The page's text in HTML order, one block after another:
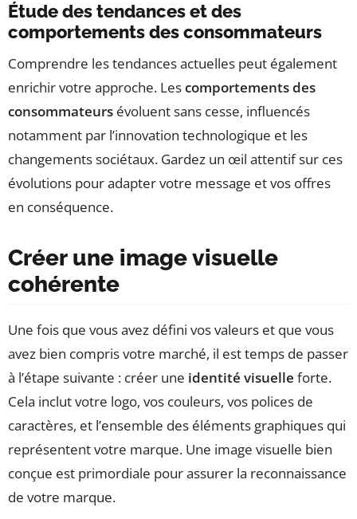
Étude des tendances et des
comportements des consommateurs
Comprendre les tendances actuelles peut également
enrichir votre approche. Lescomportements des
consommateurs évoluent sans cesse, influencés
notamment par l’innovation technologique et les
changements sociétaux. Gardez un œil attentif sur ces
évolutions pour adapter votre message et vos offres
en conséquence.
Créer une image visuelle
cohérente
Une fois que vous avez défini vos valeurs et que vous
avez bien compris votre marché, il est temps de passer
à l’étape suivante : créer une identité visuelle forte.
Cela inclut votre logo, vos couleurs, vos polices de
caractères, et l’ensemble des éléments graphiques qui
représentent votre marque. Une image visuelle bien
conçue est primordiale pour assurer la reconnaissance
de votre marque.